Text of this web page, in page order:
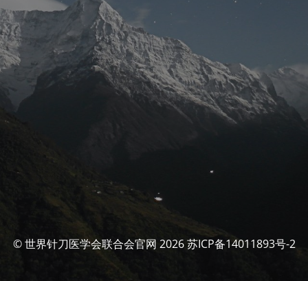
© 世界针刀医学会联合会官网 2026 苏ICP备14011893号-2